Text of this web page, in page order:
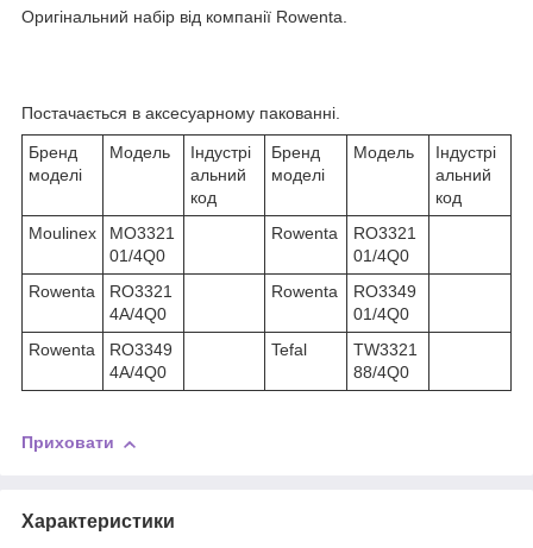
Оригінальний набір від компанії Rowenta.
Постачається в аксесуарному пакованні.
Бренд
моделі
Модель
Індустрі
альний
код
Бренд
моделі
Модель
Індустрі
альний
код
Moulinex
MO3321
01/4Q0
Rowenta
RO3321
01/4Q0
Rowenta
RO3321
4A/4Q0
Rowenta
RO3349
01/4Q0
Rowenta
RO3349
4A/4Q0
Tefal
TW3321
88/4Q0
Приховати
Характеристики